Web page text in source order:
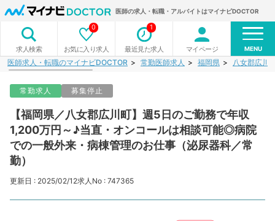
医師の求人・転職・アルバイトはマイナビDOCTOR
求人検索 お気に入り求人
0
最近見た求人
1
マイページ MENU
医師求人・転職のマイナビDOCTOR 常勤医師求人 福岡県 八女郡広川
常勤求人 募集停止
【福岡県／八女郡広川町】週5日のご勤務で年収
1,200万円～♪当直・オンコールは相談可能◎病院
での一般外来・病棟管理のお仕事（泌尿器科／常
勤）
更新日 : 2025/02/12求人No : 747365